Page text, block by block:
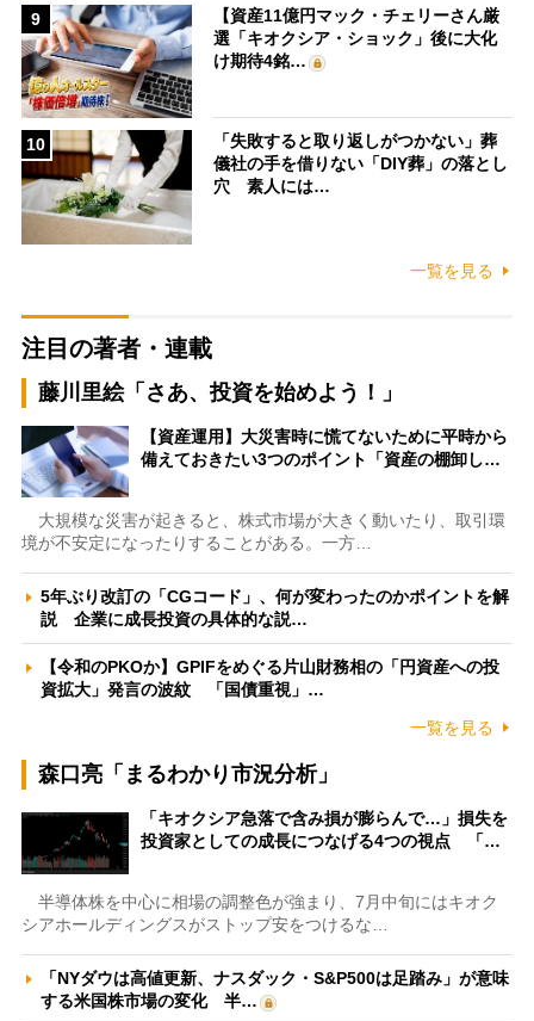
9
【資産11億円マック・チェリーさん厳
選「キオクシア・ショック」後に大化
け期待4銘…
10
「失敗すると取り返しがつかない」葬
儀社の手を借りない「DIY葬」の落とし
穴 素人には…
一覧を見る
注目の著者・連載
藤川里絵「さあ、投資を始めよう！」
【資産運用】大災害時に慌てないために平時から
備えておきたい3つのポイント「資産の棚卸し…
大規模な災害が起きると、株式市場が大きく動いたり、取引環
境が不安定になったりすることがある。一方…
5年ぶり改訂の「CGコード」、何が変わったのかポイントを解
説 企業に成長投資の具体的な説…
【令和のPKOか】GPIFをめぐる片山財務相の「円資産への投
資拡大」発言の波紋 「国債重視」…
一覧を見る
森口亮「まるわかり市況分析」
「キオクシア急落で含み損が膨らんで…」損失を
投資家としての成長につなげる4つの視点 「…
半導体株を中心に相場の調整色が強まり、7月中旬にはキオク
シアホールディングスがストップ安をつけるな…
「NYダウは高値更新、ナスダック・S&P500は足踏み」が意味
する米国株市場の変化 半…